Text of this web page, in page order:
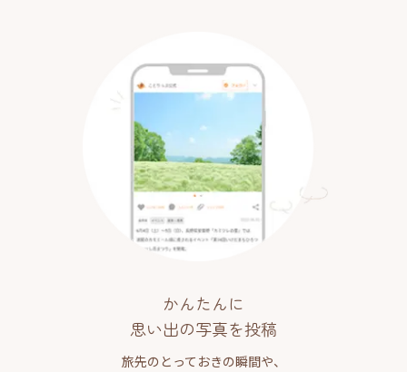
かんたんに
思い出の写真を投稿
旅先のとっておきの瞬間や、